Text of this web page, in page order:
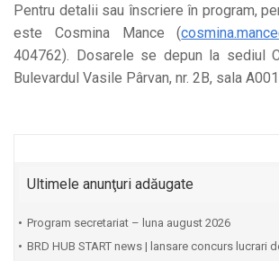
Pentru detalii sau înscriere în program,
este Cosmina Mance (
404762). Dosarele se depun la sediul
Bulevardul Vasile Pârvan, nr. 2B, sala A001.
Ultimele anunţuri adăugate
Program secretariat – luna august 2026
BRD HUB START news | lansare concurs lucrari